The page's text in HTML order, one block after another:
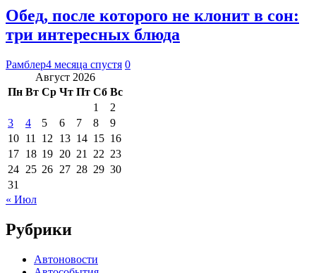
Обед, после которого не клонит в сон:
три интересных блюда
Рамблер4 месяца спустя 0
Август 2026
Пн Вт Ср Чт Пт Сб Вс
1
2
3
4 5 6 7 8
9
10 11 12 13 14 15 16
17 18 19 20 21 22 23
24 25 26 27 28 29 30
31
« Июл
Рубрики
Автоновости